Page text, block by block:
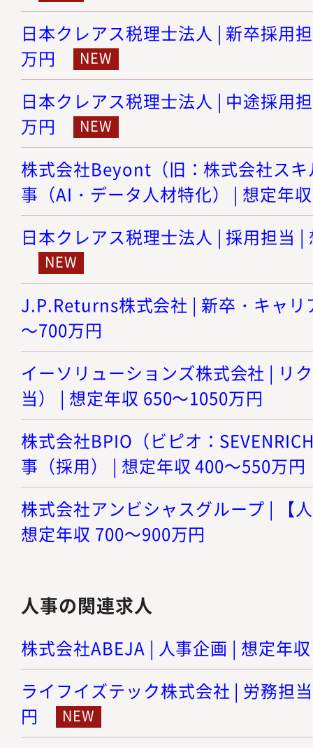
日本クレアス税理士法人 | 新卒採用
万円
日本クレアス税理士法人 | 中途採用
万円
株式会社Beyont（旧：株式会社ス
事（AI・データ人材特化） | 想定年
日本クレアス税理士法人 | 採用担当
J.P.Returns株式会社 | 新卒・キャリ
～700万円
イーソリューションズ株式会社 | リ
当） | 想定年収 650～1050万円
株式会社BPIO（ビピオ：
事（採用） | 想定年収 400～550万円
株式会社アンビシャスグループ | 【
想定年収 700～900万円
人事の関連求人
株式会社ABEJA | 人事企画 | 想定年
ライフイズテック株式会社 | 労務担
円